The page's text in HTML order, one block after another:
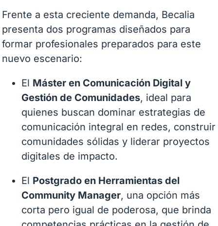
Frente a esta creciente demanda, Becalia
presenta dos programas diseñados para
formar profesionales preparados para este
nuevo escenario:
El Máster en Comunicación Digital y
Gestión de Comunidades, ideal para
quienes buscan dominar estrategias de
comunicación integral en redes, construir
comunidades sólidas y liderar proyectos
digitales de impacto.
El Postgrado en Herramientas del
Community Manager, una opción más
corta pero igual de poderosa, que brinda